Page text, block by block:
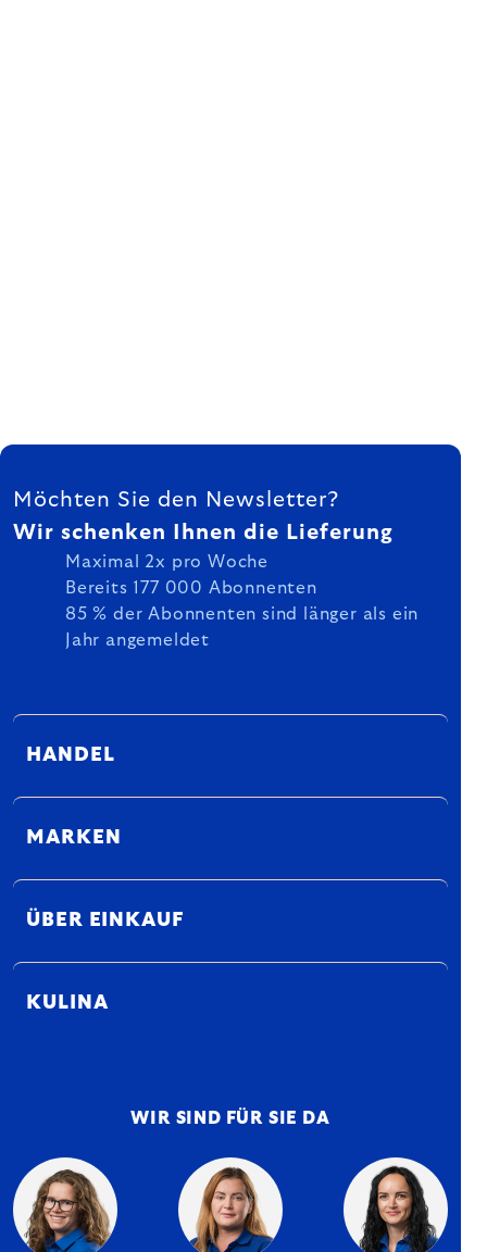
FUSSZEILE
Möchten Sie den Newsletter?
Wir schenken Ihnen die Lieferung
Maximal 2x pro Woche
Bereits 177 000 Abonnenten
85 % der Abonnenten sind länger als ein
Jahr angemeldet
HANDEL
MARKEN
ÜBER EINKAUF
KULINA
WIR SIND FÜR SIE DA